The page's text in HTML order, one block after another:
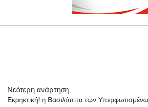
Νεότερη ανάρτηση
Εκρηκτική! η Βασιλόπιτα των